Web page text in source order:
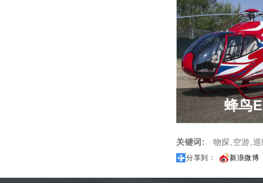
蜂鸟
蜂鸟
关键词: 物探,空游,
分享到： 新浪微博